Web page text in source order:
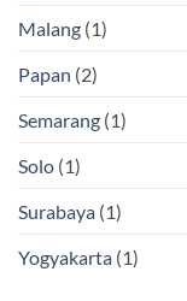
Malang (1)
Papan (2)
Semarang (1)
Solo (1)
Surabaya (1)
Yogyakarta (1)